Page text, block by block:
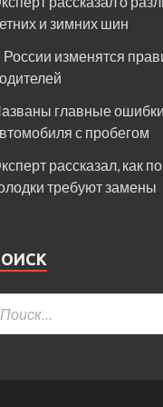
и зимних шин
России изменятся
главные
с пробегом
рассказал, как
требуют замены